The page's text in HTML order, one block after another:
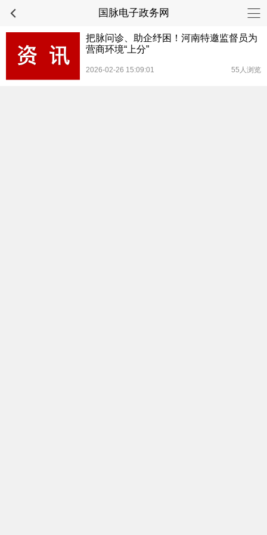
国脉电子政务网
把脉问诊、助企纾困！河南特邀监督员为
营商环境“上分”
2026-02-26 15:09:01 55人浏览